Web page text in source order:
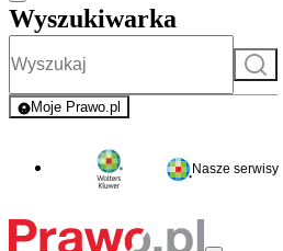
Wyszukiwarka
Szukaj
Moje Prawo.pl
- rejestracja i logowanie do serwisu
Nasze serwisy